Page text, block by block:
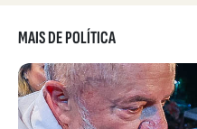
MAIS DE POLÍTICA